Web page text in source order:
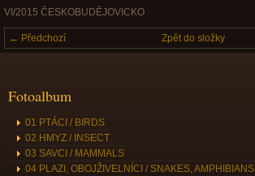
VI/2015 ČESKOBUDĚJOVICKO
← Předchozí Zpět do složky
Fotoalbum
01 PTÁCI / BIRDS
02 HMYZ / INSECT
03 SAVCI / MAMMALS
04 PLAZI, OBOJŽIVELNÍCI / SNAKES, AMPHIBIANS